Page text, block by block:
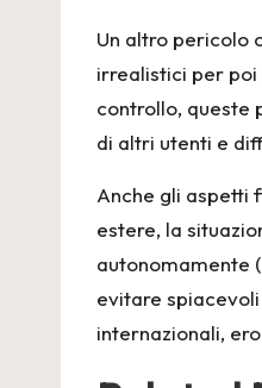
Un altro pericolo
irrealistici per poi
controllo, queste
di altri utenti e
Anche gli aspetti
estere, la
autonomamente
evitare
internazionali,